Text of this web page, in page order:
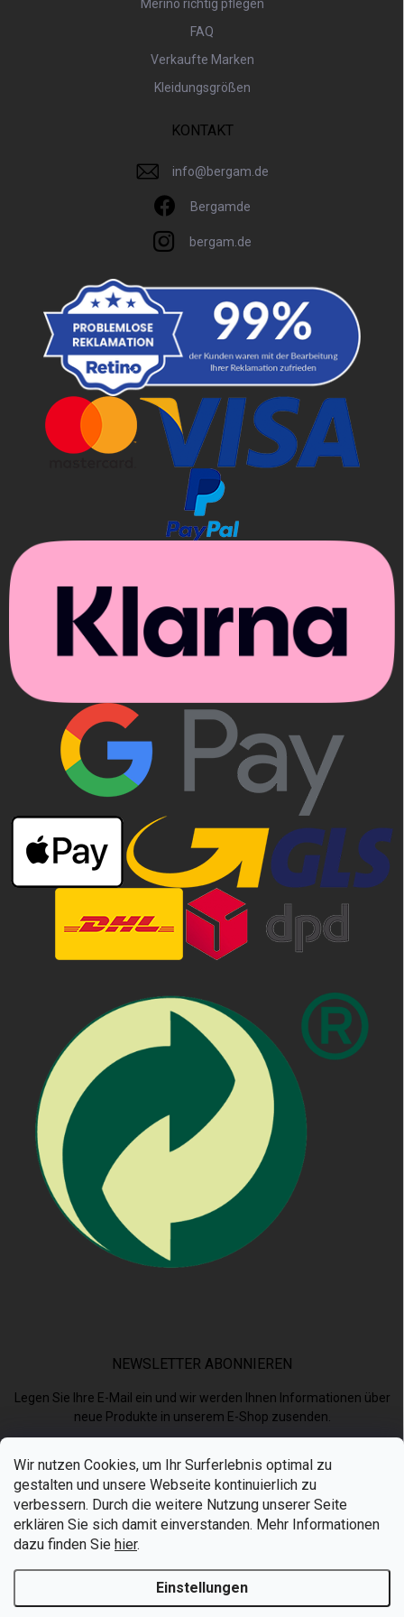
Wir nutzen Cookies, um Ihr Surferlebnis optimal zu
gestalten und unsere Webseite kontinuierlich zu
verbessern. Durch die weitere Nutzung unserer Seite
erklären Sie sich damit einverstanden. Mehr Informationen
dazu finden Sie hier.
Einstellungen
Merino richtig pflegen
FAQ
Verkaufte Marken
Kleidungsgrößen
KONTAKT
info@bergam.de
Bergamde
bergam.de
NEWSLETTER ABONNIEREN
Legen Sie Ihre E-Mail ein und wir werden Ihnen Informationen über
neue Produkte in unserem E-Shop zusenden.
E-MAIL
Anmelden